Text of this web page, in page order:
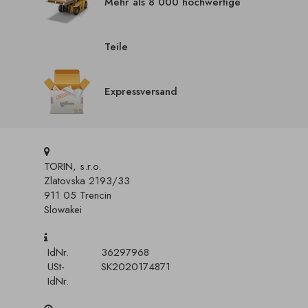
Teile
Expressversand
TORIN, s.r.o.
Zlatovska 2193/33
911 05 Trencin
Slowakei
IdNr.
36297968
USt-
IdNr.
SK2020174871